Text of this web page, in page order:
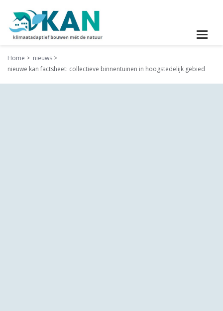
Home
nieuws
nieuwe kan factsheet: collectieve binnentuinen in hoogstedelijk gebied